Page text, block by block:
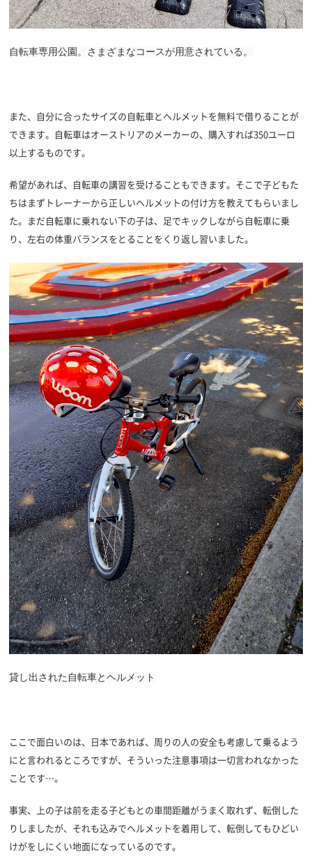
自転車専用公園。さまざまなコースが用意されている。
また、自分に合ったサイズの自転車とヘルメットを無料で借りることが
できます。自転車はオーストリアのメーカーの、購入すれば350ユーロ
以上するものです。
希望があれば、自転車の講習を受けることもできます。そこで子どもた
ちはまずトレーナーから正しいヘルメットの付け方を教えてもらいまし
た。まだ自転車に乗れない下の子は、足でキックしながら自転車に乗
り、左右の体重バランスをとることをくり返し習いました。
貸し出された自転車とヘルメット
ここで面白いのは、日本であれば、周りの人の安全も考慮して乗るよう
にと言われるところですが、そういった注意事項は一切言われなかった
ことです…。
事実、上の子は前を走る子どもとの車間距離がうまく取れず、転倒した
りしましたが、それも込みでヘルメットを着用して、転倒してもひどい
けがをしにくい地面になっているのです。